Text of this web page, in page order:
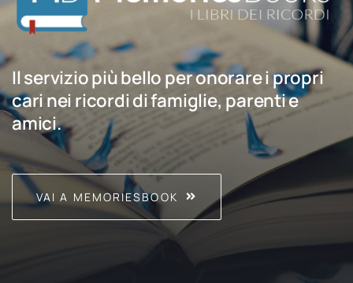
Il servizio più bello per onorare i propri
cari nei ricordi di famiglie, parenti e
amici.
VAI A MEMORIESBOOK